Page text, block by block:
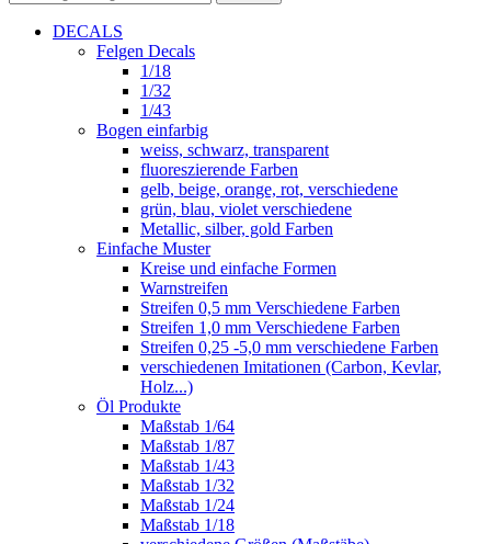
DECALS
Felgen Decals
1/18
1/32
1/43
Bogen einfarbig
weiss, schwarz, transparent
fluoreszierende Farben
gelb, beige, orange, rot, verschiedene
grün, blau, violet verschiedene
Metallic, silber, gold Farben
Einfache Muster
Kreise und einfache Formen
Warnstreifen
Streifen 0,5 mm Verschiedene Farben
Streifen 1,0 mm Verschiedene Farben
Streifen 0,25 -5,0 mm verschiedene Farben
verschiedenen Imitationen (Carbon, Kevlar,
Holz...)
Öl Produkte
Maßstab 1/64
Maßstab 1/87
Maßstab 1/43
Maßstab 1/32
Maßstab 1/24
Maßstab 1/18